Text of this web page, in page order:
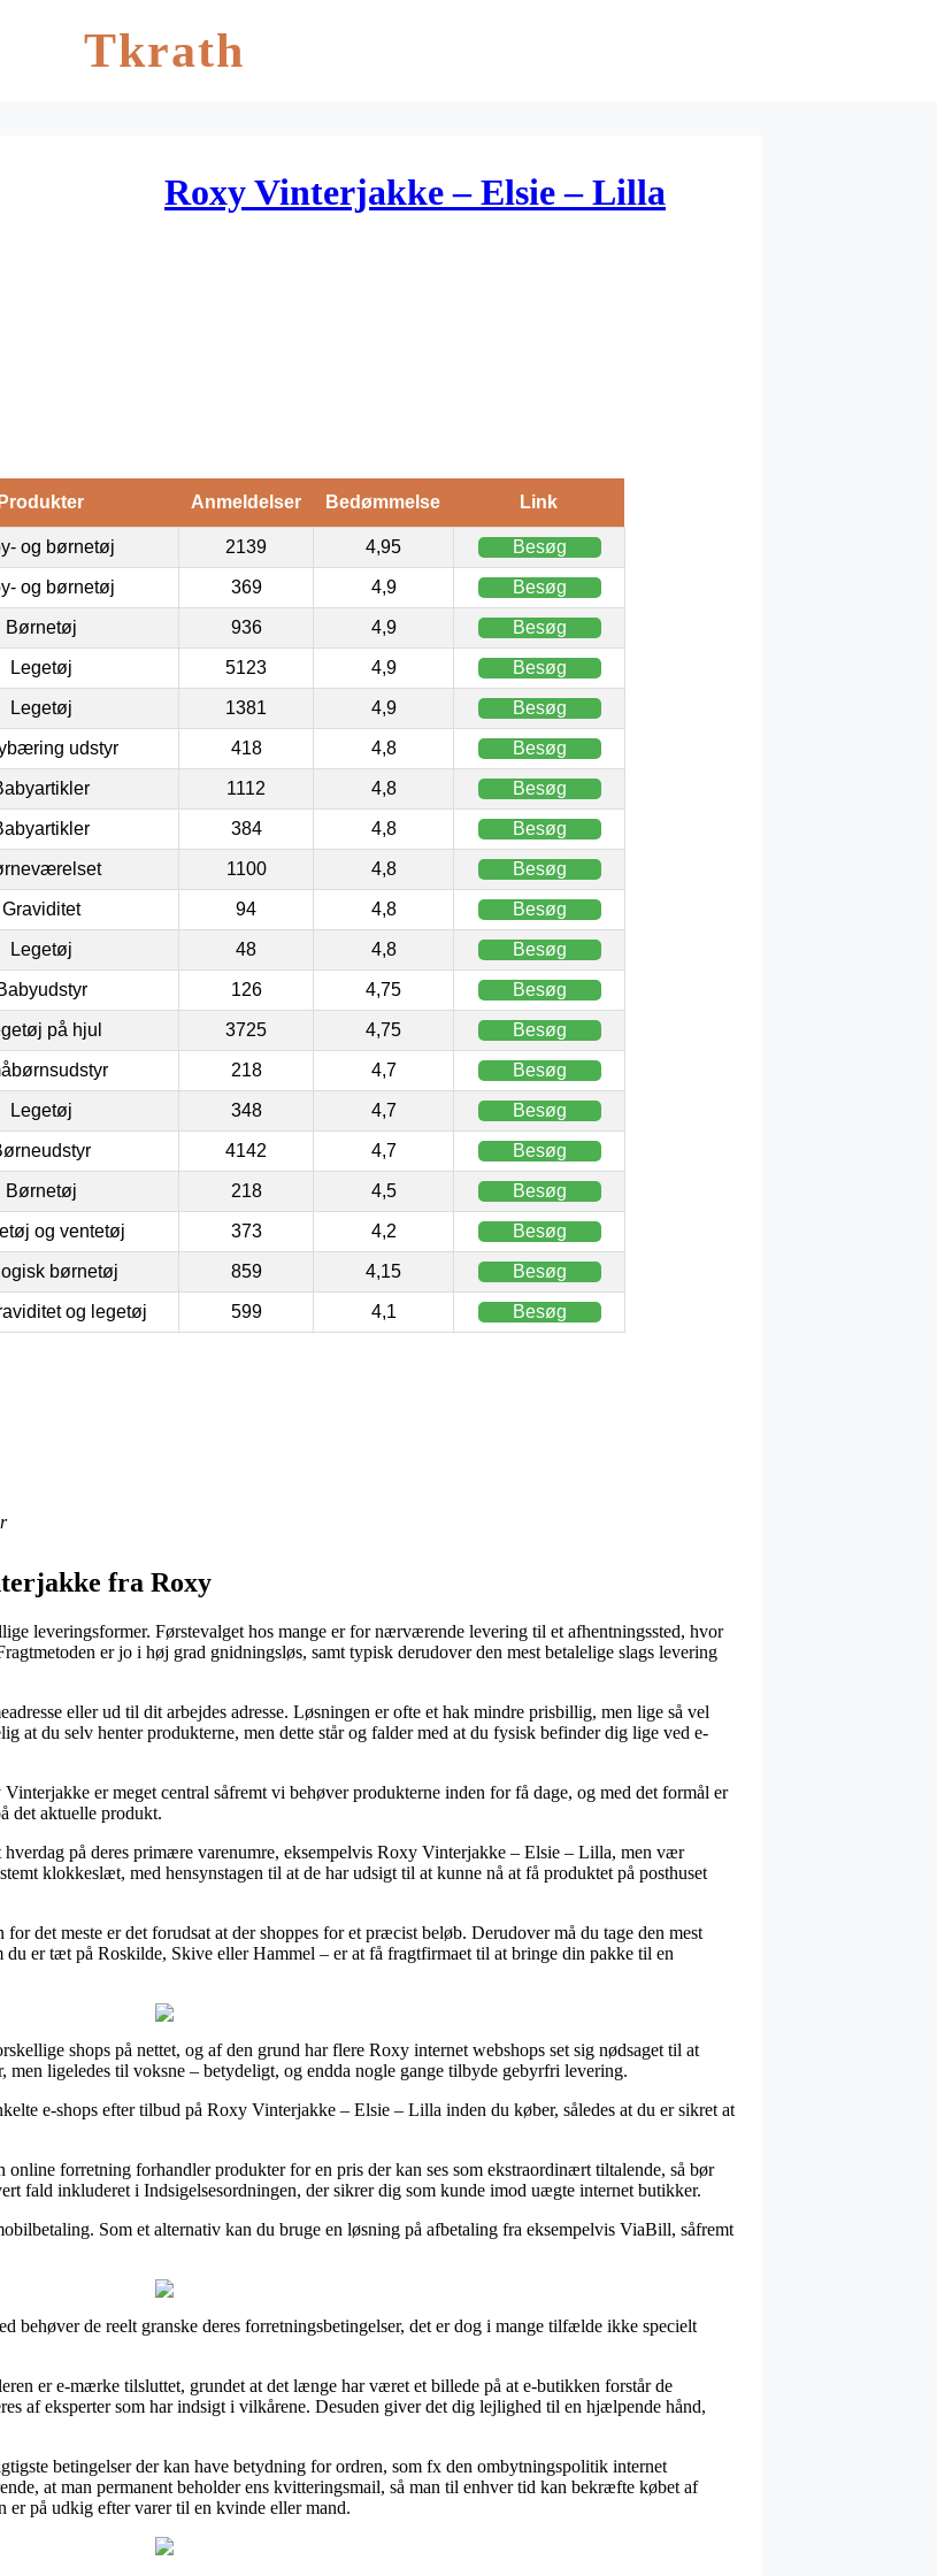
Tkrath
Roxy Vinterjakke – Elsie – Lilla
Produkter Anmeldelser Bedømmelse Link
og børnetøj 2139 4,95 Besøg
og børnetøj 369 4,9 Besøg
Børnetøj 936 4,9 Besøg
Legetøj 5123 4,9 Besøg
Legetøj 1381 4,9 Besøg
udstyr 418 4,8 Besøg
1112 4,8 Besøg
384 4,8 Besøg
1100 4,8 Besøg
Graviditet 94 4,8 Besøg
Legetøj 48 4,8 Besøg
126 4,75 Besøg
på hjul 3725 4,75 Besøg
218 4,7 Besøg
Legetøj 348 4,7 Besøg
4142 4,7 Besøg
Børnetøj 218 4,5 Besøg
og ventetøj 373 4,2 Besøg
børnetøj 859 4,15 Besøg
og legetøj 599 4,1 Besøg
fra Roxy
leveringsformer. Førstevalget hos mange er for nærværende levering til et afhentningssted, hvor
er jo i høj grad gnidningsløs, samt typisk derudover den mest betalelige slags levering
eller ud til dit arbejdes adresse. Løsningen er ofte et hak mindre prisbillig, men lige så vel
du selv henter produkterne, men dette står og falder med at du fysisk befinder dig lige ved e-
er meget central såfremt vi behøver produkterne inden for få dage, og med det formål er
det aktuelle produkt.
på deres primære varenumre, eksempelvis Roxy Vinterjakke – Elsie – Lilla, men vær
klokkeslæt, med hensynstagen til at de har udsigt til at kunne nå at få produktet på posthuset
det meste er det forudsat at der shoppes for et præcist beløb. Derudover må du tage den mest
er tæt på Roskilde, Skive eller Hammel – er at få fragtfirmaet til at bringe din pakke til en
shops på nettet, og af den grund har flere Roxy internet webshops set sig nødsaget til at
men ligeledes til voksne – betydeligt, og endda nogle gange tilbyde gebyrfri levering.
e-shops efter tilbud på Roxy Vinterjakke – Elsie – Lilla inden du køber, således at du er sikret at
forretning forhandler produkter for en pris der kan ses som ekstraordinært tiltalende, så bør
fald inkluderet i Indsigelsesordningen, der sikrer dig som kunde imod uægte internet butikker.
Som et alternativ kan du bruge en løsning på afbetaling fra eksempelvis ViaBill, såfremt
behøver de reelt granske deres forretningsbetingelser, det er dog i mange tilfælde ikke specielt
er e-mærke tilsluttet, grundet at det længe har været et billede på at e-butikken forstår de
af eksperter som har indsigt i vilkårene. Desuden giver det dig lejlighed til en hjælpende hånd,
betingelser der kan have betydning for ordren, som fx den ombytningspolitik internet
at man permanent beholder ens kvitteringsmail, så man til enhver tid kan bekræfte købet af
på udkig efter varer til en kvinde eller mand.